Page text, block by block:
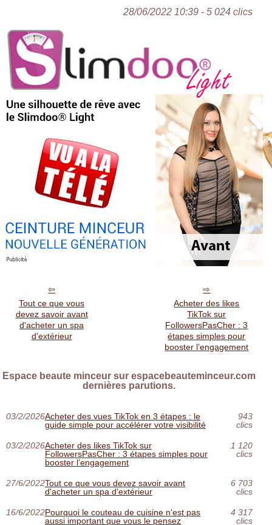
28/06/2022 10:39 - 5 024 clics
Tout ce que vous
devez savoir avant
d'acheter un spa
d'extérieur
Acheter des likes
TikTok sur
FollowersPasCher : 3
étapes simples pour
booster l’engagement
Espace beaute minceur sur espacebeauteminceur.com
dernières parutions.
03/2/2026Acheter des vues TikTok en 3 étapes : le
guide simple pour accélérer votre visibilité
943
clics
03/2/2026Acheter des likes TikTok sur
FollowersPasCher : 3 étapes simples pour
booster l’engagement
1 120
clics
27/6/2022Tout ce que vous devez savoir avant
d'acheter un spa d'extérieur
6 703
clics
16/6/2022Pourquoi le couteau de cuisine n'est pas
aussi important que vous le pensez
4 317
clics